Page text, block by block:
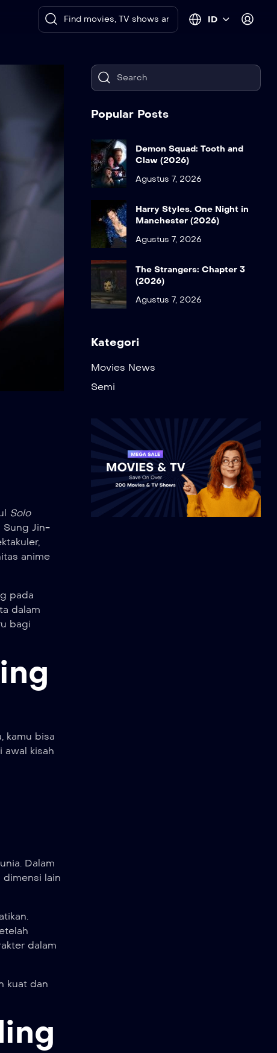
ID
Solo
Sung Jin-
anime
pada
dalam
bagi
kamu bisa
awal kisah
Dalam
dimensi lain
dalam
kuat dan
Popular Posts
Demon Squad: Tooth and
Claw (2026)
Agustus 7, 2026
Harry Styles. One Night in
Manchester (2026)
Agustus 7, 2026
The Strangers: Chapter 3
(2026)
Agustus 7, 2026
Kategori
Movies News
Semi